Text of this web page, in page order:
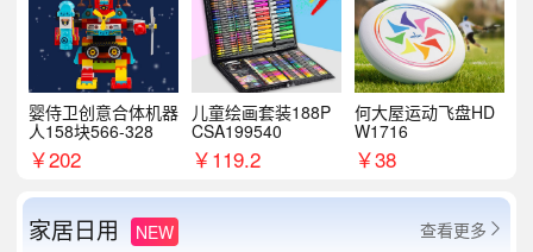
婴侍卫创意合体机器
人158块566-328
￥202
儿童绘画套装188P
CSA199540
￥119.2
何大屋运动飞盘HD
W1716
￥38
家居日用 NEW 查看更多 